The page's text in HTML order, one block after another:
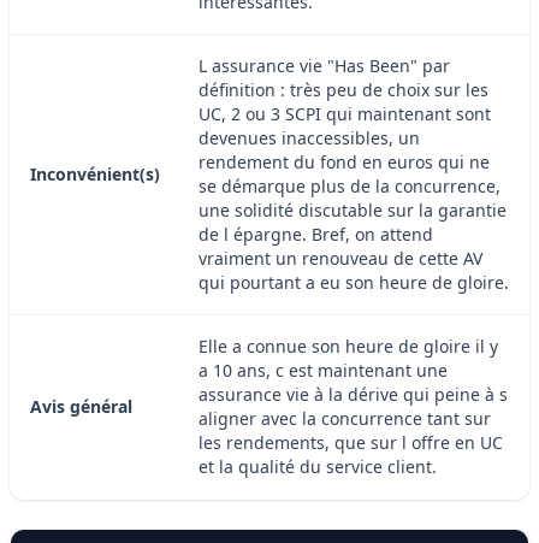
Inconvénient(s)
L assurance vie "Has Been" par
définition : très peu de choix sur les
UC, 2 ou 3 SCPI qui maintenant sont
devenues inaccessibles, un
rendement du fond en euros qui ne
se démarque plus de la concurrence,
une solidité discutable sur la garantie
de l épargne. Bref, on attend
vraiment un renouveau de cette AV
qui pourtant a eu son heure de gloire.
Avis général
Elle a connue son heure de gloire il y
a 10 ans, c est maintenant une
assurance vie à la dérive qui peine à s
aligner avec la concurrence tant sur
les rendements, que sur l offre en UC
et la qualité du service client.